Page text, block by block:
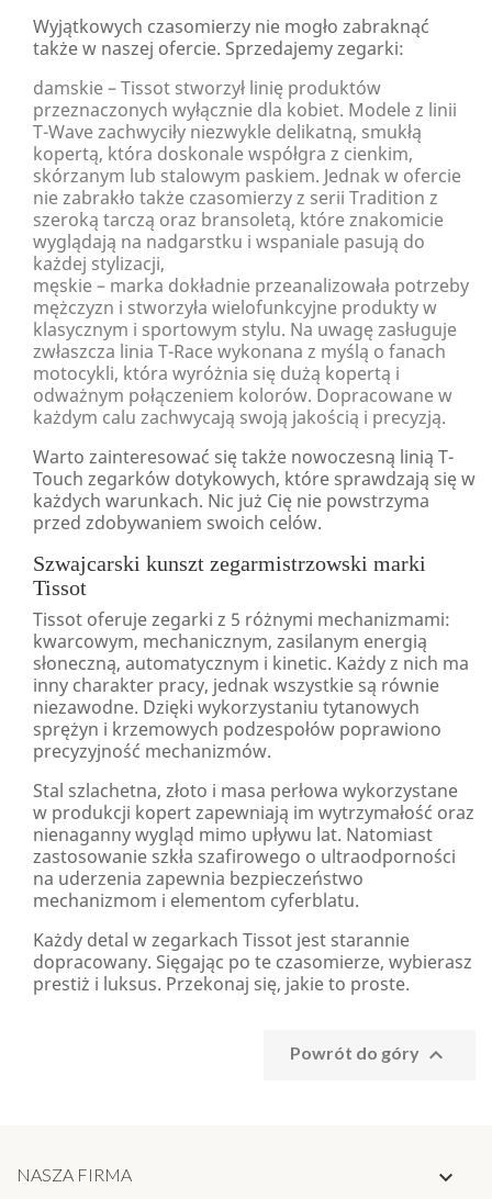
Wyjątkowych czasomierzy nie mogło zabraknąć
także w naszej ofercie. Sprzedajemy zegarki:
damskie – Tissot stworzył linię produktów
przeznaczonych wyłącznie dla kobiet. Modele z linii
T-Wave zachwyciły niezwykle delikatną, smukłą
kopertą, która doskonale współgra z cienkim,
skórzanym lub stalowym paskiem. Jednak w ofercie
nie zabrakło także czasomierzy z serii Tradition z
szeroką tarczą oraz bransoletą, które znakomicie
wyglądają na nadgarstku i wspaniale pasują do
każdej stylizacji,
męskie – marka dokładnie przeanalizowała potrzeby
mężczyzn i stworzyła wielofunkcyjne produkty w
klasycznym i sportowym stylu. Na uwagę zasługuje
zwłaszcza linia T-Race wykonana z myślą o fanach
motocykli, która wyróżnia się dużą kopertą i
odważnym połączeniem kolorów. Dopracowane w
każdym calu zachwycają swoją jakością i precyzją.
Warto zainteresować się także nowoczesną linią T-
Touch zegarków dotykowych, które sprawdzają się w
każdych warunkach. Nic już Cię nie powstrzyma
przed zdobywaniem swoich celów.
Szwajcarski kunszt zegarmistrzowski marki
Tissot
Tissot oferuje zegarki z 5 różnymi mechanizmami:
kwarcowym, mechanicznym, zasilanym energią
słoneczną, automatycznym i kinetic. Każdy z nich ma
inny charakter pracy, jednak wszystkie są równie
niezawodne. Dzięki wykorzystaniu tytanowych
sprężyn i krzemowych podzespołów poprawiono
precyzyjność mechanizmów.
Stal szlachetna, złoto i masa perłowa wykorzystane
w produkcji kopert zapewniają im wytrzymałość oraz
nienaganny wygląd mimo upływu lat. Natomiast
zastosowanie szkła szafirowego o ultraodporności
na uderzenia zapewnia bezpieczeństwo
mechanizmom i elementom cyferblatu.
Każdy detal w zegarkach Tissot jest starannie
dopracowany. Sięgając po te czasomierze, wybierasz
prestiż i luksus. Przekonaj się, jakie to proste.
Powrót do góry 
NASZA FIRMA 